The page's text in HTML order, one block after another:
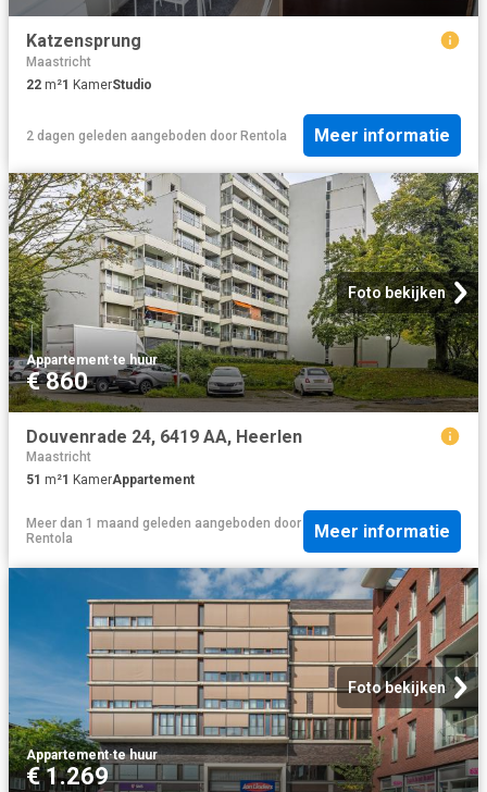
Katzensprung
Maastricht
22 m²1 KamerStudio
2 dagen geleden aangeboden door Rentola Meer informatie
Foto bekijken
Appartement·te huur
€ 860
Douvenrade 24, 6419 AA, Heerlen
Maastricht
51 m²1 KamerAppartement
Meer dan 1 maand geleden aangeboden door
Rentola
Meer informatie
Foto bekijken
Appartement·te huur
€ 1.269